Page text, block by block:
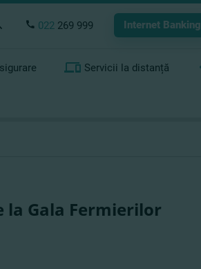
022 269 999 Internet Banking
Servicii la distanță
Gala Fermierilor